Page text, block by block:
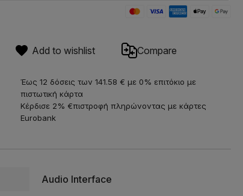
Add to wishlist Compare
Έως 12 δόσεις των 141.58 € με 0% επιτόκιο με
πιστωτική κάρτα
Κέρδισε 2% €πιστροφή πληρώνοντας με κάρτες
Eurobank
Audio Interface